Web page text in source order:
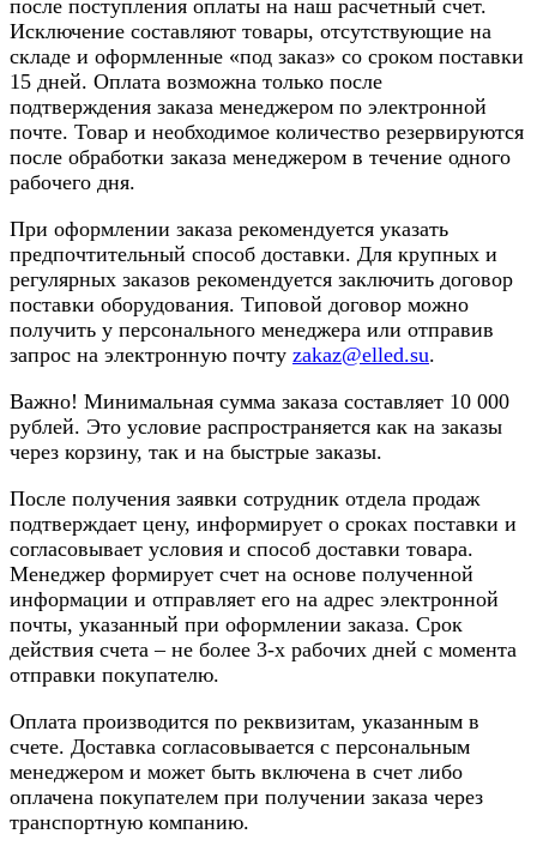
после поступления оплаты на наш расчетный счет.
Исключение составляют товары, отсутствующие на
складе и оформленные «под заказ» со сроком поставки
15 дней. Оплата возможна только после
подтверждения заказа менеджером по электронной
почте. Товар и необходимое количество резервируются
после обработки заказа менеджером в течение одного
рабочего дня.
При оформлении заказа рекомендуется указать
предпочтительный способ доставки. Для крупных и
регулярных заказов рекомендуется заключить договор
поставки оборудования. Типовой договор можно
получить у персонального менеджера или отправив
запрос на электронную почту zakaz@elled.su.
Важно! Минимальная сумма заказа составляет 10 000
рублей. Это условие распространяется как на заказы
через корзину, так и на быстрые заказы.
После получения заявки сотрудник отдела продаж
подтверждает цену, информирует о сроках поставки и
согласовывает условия и способ доставки товара.
Менеджер формирует счет на основе полученной
информации и отправляет его на адрес электронной
почты, указанный при оформлении заказа. Срок
действия счета – не более 3-х рабочих дней с момента
отправки покупателю.
Оплата производится по реквизитам, указанным в
счете. Доставка согласовывается с персональным
менеджером и может быть включена в счет либо
оплачена покупателем при получении заказа через
транспортную компанию.